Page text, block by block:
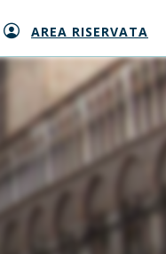
AREA RISERVATA